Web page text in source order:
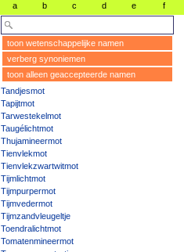
a b c d e f
toon wetenschappelijke namen
verberg synoniemen
toon alleen geaccepteerde namen
Tandjesmot
Tapijtmot
Tarwestekelmot
Taugélichtmot
Thujamineermot
Tienvlekmot
Tienvlekzwartwitmot
Tijmlichtmot
Tijmpurpermot
Tijmvedermot
Tijmzandvleugeltje
Toendralichtmot
Tomatenmineermot